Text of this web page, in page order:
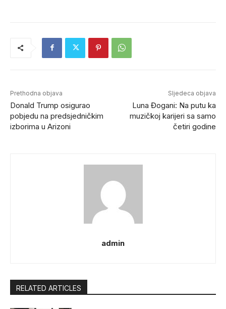
Prethodna objava
Donald Trump osigurao
pobjedu na predsjedničkim
izborima u Arizoni
Sljedeca objava
Luna Đogani: Na putu ka
muzičkoj karijeri sa samo
četiri godine
admin
RELATED ARTICLES